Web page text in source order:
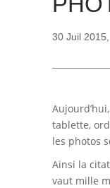
30 Juil
tablette,
les photos
Ainsi la
vaut mille